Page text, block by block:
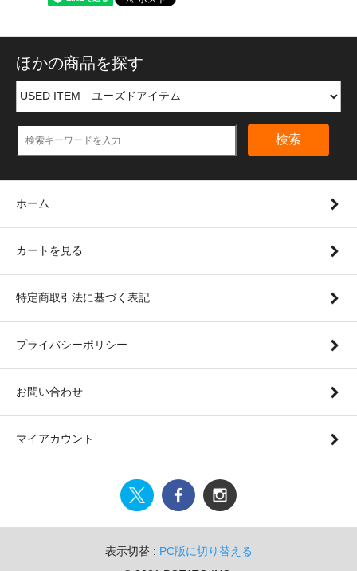
ほかの商品を探す
検索
ホーム
カートを見る
特定商取引法に基づく表記
プライバシーポリシー
お問い合わせ
マイアカウント
表示切替 : PC版に切り替える